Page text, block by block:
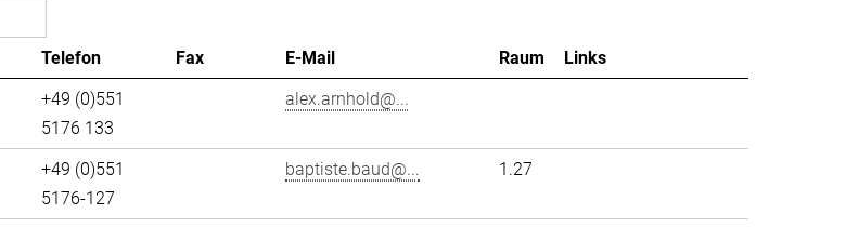
Telefon Fax E-Mail Raum
Links
+49 (0)551
5176 133
alex.arnhold@...
+49 (0)551
5176-127
baptiste.baud@... 1.27